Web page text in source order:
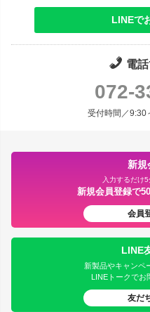
LINEで
電
072-
受付時間／9:30
新規
入力するだけ5
新規会員登録で
会員
LINE
新製品やキャンペ
LINEトークでお
友だ